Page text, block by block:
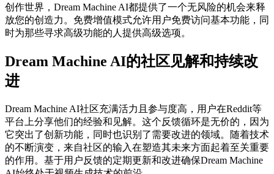
创作世界，Dream Machine AI都提供了一个无风险的机会来释
放您的创造力。免费增值模式允许用户免费访问基本功能，同
时为那些寻求高级功能的人提供高级选项。
Dream Machine AI的社区见解和持续改
进
Dream Machine AI社区充满活力且参与度高，用户在Reddit等
平台上分享他们的经验和见解。这个反馈循环是无价的，因为
它突出了创新功能，同时也识别了需要改进的领域。随着技术
的不断演变，来自社区的输入在塑造其未来方面起着至关重要
的作用。基于用户反馈的定期更新和改进确保Dream Machine